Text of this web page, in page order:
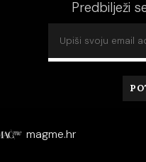
Predbilježi
magme.hr